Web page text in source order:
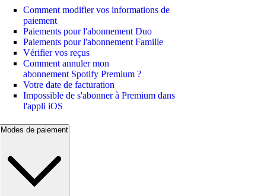
Comment modifier vos informations de
paiement
Paiements pour l'abonnement Duo
Paiements pour l'abonnement Famille
Vérifier vos reçus
Comment annuler mon
abonnement Spotify Premium ?
Votre date de facturation
Impossible de s'abonner à Premium dans
l'appli iOS
Modes de paiement